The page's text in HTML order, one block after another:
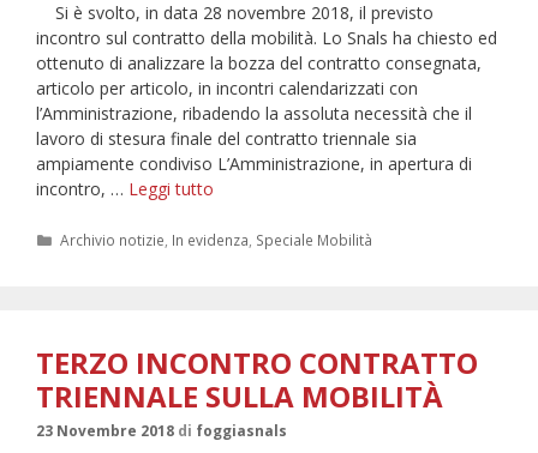
Si è svolto, in data 28 novembre 2018, il previsto
incontro sul contratto della mobilità. Lo Snals ha chiesto ed
ottenuto di analizzare la bozza del contratto consegnata,
articolo per articolo, in incontri calendarizzati con
l’Amministrazione, ribadendo la assoluta necessità che il
lavoro di stesura finale del contratto triennale sia
ampiamente condiviso L’Amministrazione, in apertura di
incontro, … Leggi tutto
PERSONALE
PER
L’A.S.
2019/20
–
Categorie
Archivio notizie, In evidenza, Speciale Mobilità
TERZO INCONTRO CONTRATTO
TRIENNALE SULLA MOBILITÀ
23 Novembre 2018 di foggiasnals